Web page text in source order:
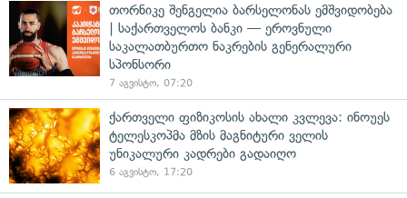
თორნიკე შენგელია ბარსელონას ემშვიდობება
| საქართველოს ბანკი — ეროვნული
საკალათბურთო ნაკრების გენერალური
სპონსორი
7 აგვისტო, 07:20
ქართველი ფიზიკოსის ახალი კვლევა: ინოუეს
ტელესკოპმა მზის მაგნიტური ველის
უნიკალური კადრები გადაიღო
6 აგვისტო, 17:20